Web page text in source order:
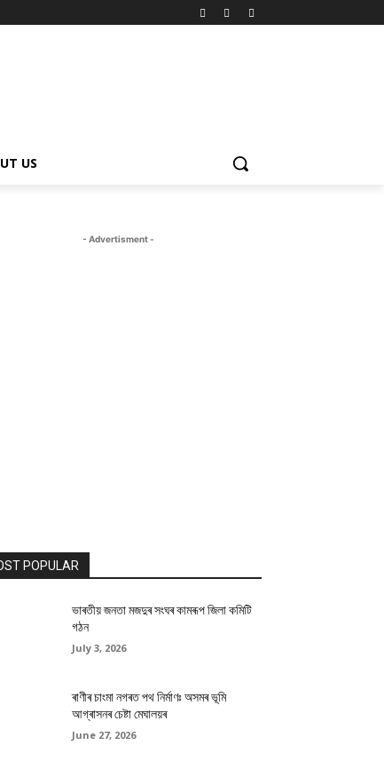
US
- Advertisment -
POPULAR
ভাৰতীয় জনতা মজদুৰ সংঘৰ কামৰূপ জিলা কমিটি
গঠন
July 3, 2026
ৰাণীৰ চাংমা নগৰত পথ নিৰ্মাণঃ অসমৰ ভূমি
আগ্ৰাসনৰ চেষ্টা মেঘালয়ৰ
June 27, 2026